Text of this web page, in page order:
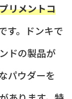
リメントコ
す。ドンキで
ドの製品が
パウダーを